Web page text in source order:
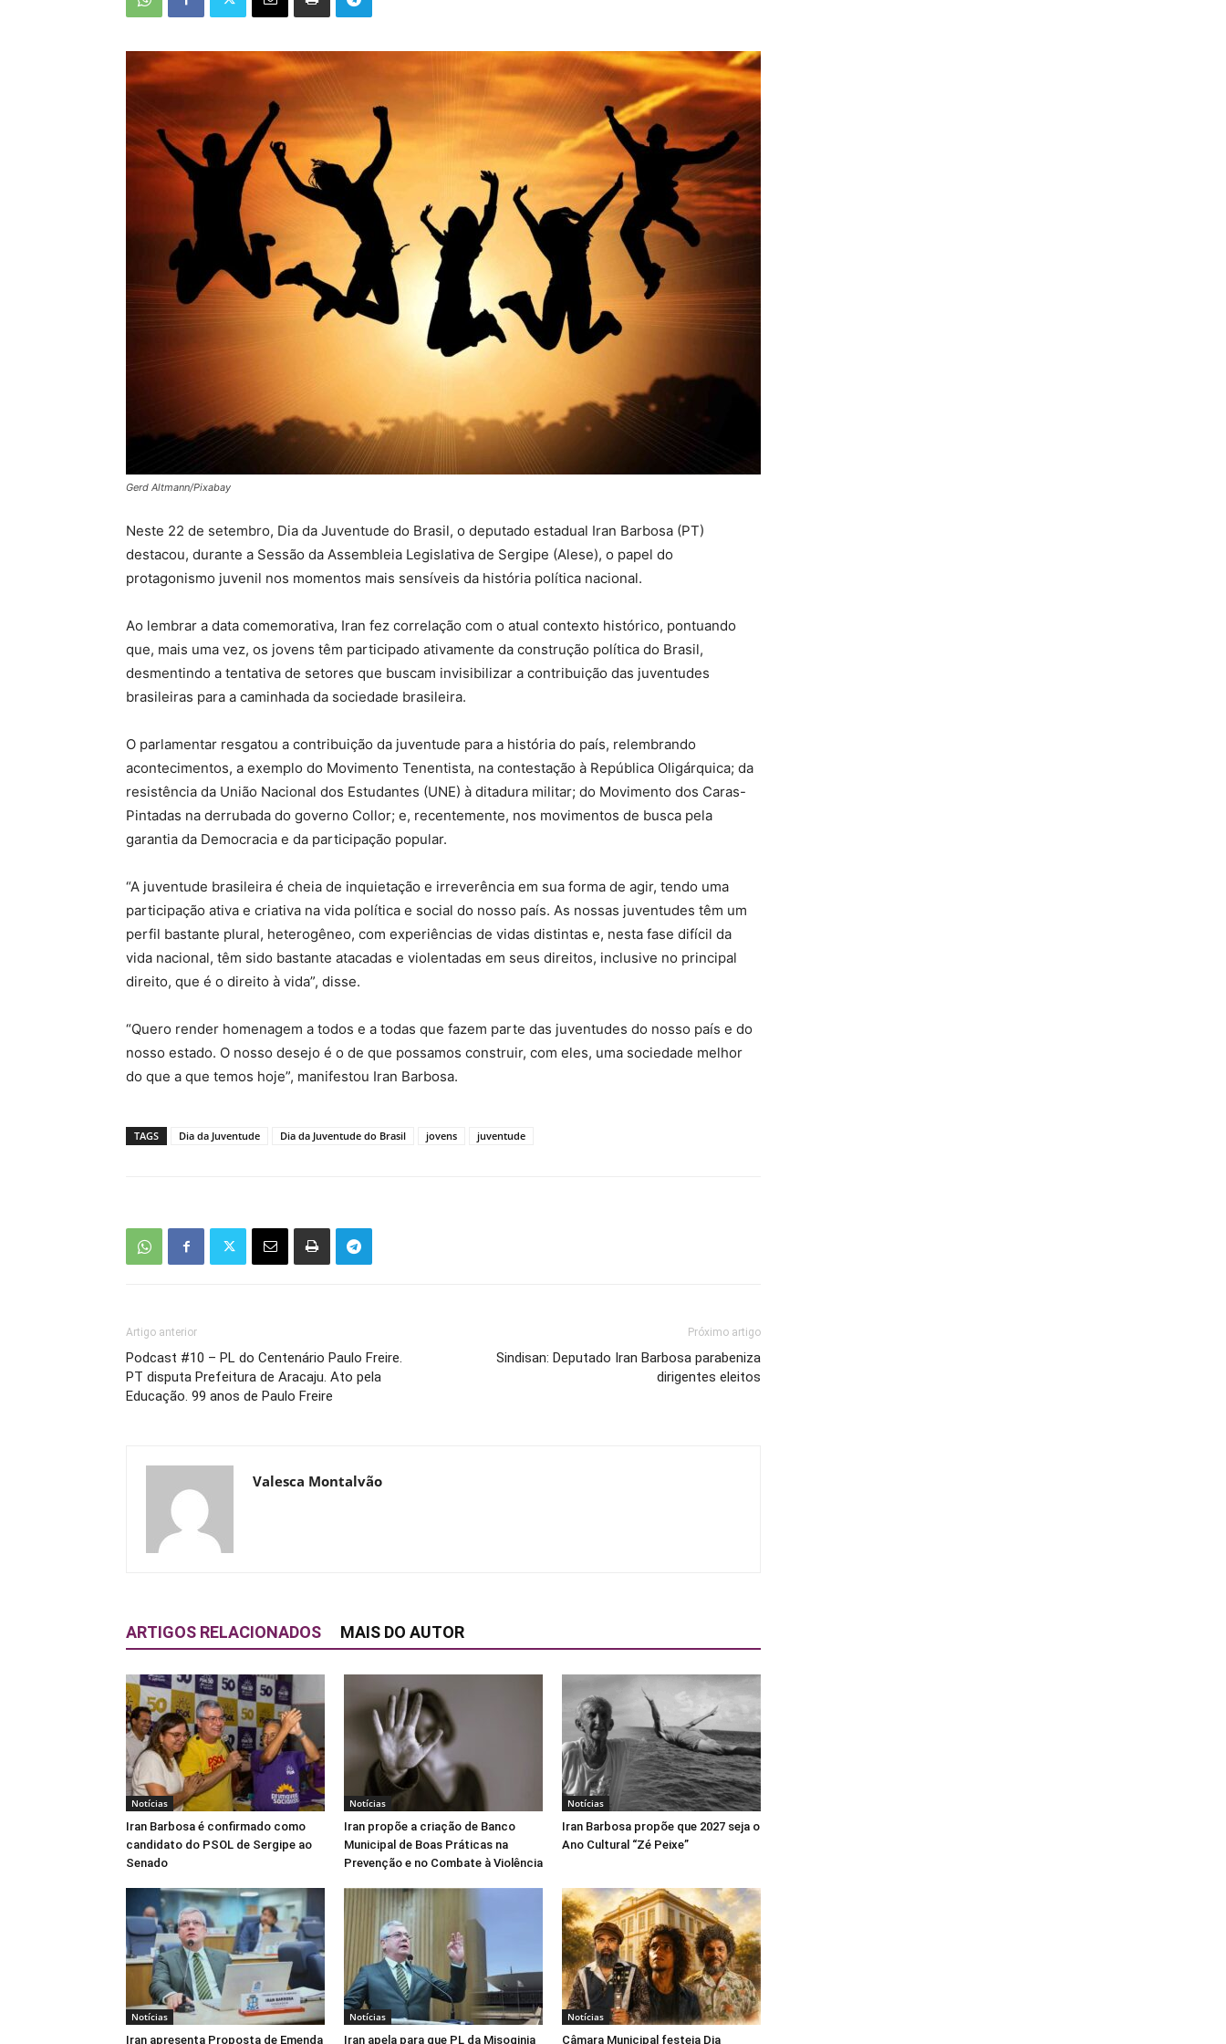
Gerd Altmann/Pixabay
Neste 22 de setembro, Dia da Juventude do Brasil, o deputado estadual Iran Barbosa (PT)
destacou, durante a Sessão da Assembleia Legislativa de Sergipe (Alese), o papel do
protagonismo juvenil nos momentos mais sensíveis da história política nacional.
Ao lembrar a data comemorativa, Iran fez correlação com o atual contexto histórico, pontuando
que, mais uma vez, os jovens têm participado ativamente da construção política do Brasil,
desmentindo a tentativa de setores que buscam invisibilizar a contribuição das juventudes
brasileiras para a caminhada da sociedade brasileira.
O parlamentar resgatou a contribuição da juventude para a história do país, relembrando
acontecimentos, a exemplo do Movimento Tenentista, na contestação à República Oligárquica; da
resistência da União Nacional dos Estudantes (UNE) à ditadura militar; do Movimento dos Caras-
Pintadas na derrubada do governo Collor; e, recentemente, nos movimentos de busca pela
garantia da Democracia e da participação popular.
“A juventude brasileira é cheia de inquietação e irreverência em sua forma de agir, tendo uma
participação ativa e criativa na vida política e social do nosso país. As nossas juventudes têm um
perfil bastante plural, heterogêneo, com experiências de vidas distintas e, nesta fase difícil da
vida nacional, têm sido bastante atacadas e violentadas em seus direitos, inclusive no principal
direito, que é o direito à vida”, disse.
“Quero render homenagem a todos e a todas que fazem parte das juventudes do nosso país e do
nosso estado. O nosso desejo é o de que possamos construir, com eles, uma sociedade melhor
do que a que temos hoje”, manifestou Iran Barbosa.
TAGS Dia da Juventude Dia da Juventude do Brasil jovens juventude
Artigo anterior
Podcast #10 – PL do Centenário Paulo Freire.
PT disputa Prefeitura de Aracaju. Ato pela
Educação. 99 anos de Paulo Freire
Próximo artigo
Sindisan: Deputado Iran Barbosa parabeniza
dirigentes eleitos
Valesca Montalvão
ARTIGOS RELACIONADOS MAIS DO AUTOR
Notícias
Iran Barbosa é confirmado como
candidato do PSOL de Sergipe ao
Senado
Notícias
Iran propõe a criação de Banco
Municipal de Boas Práticas na
Prevenção e no Combate à Violência
Notícias
Iran Barbosa propõe que 2027 seja o
Ano Cultural “Zé Peixe”
Notícias
Iran apresenta Proposta de Emenda
Notícias
Iran apela para que PL da Misoginia
Notícias
Câmara Municipal festeja Dia